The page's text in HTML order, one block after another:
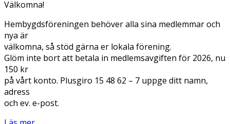
Välkomna!
Hembygdsföreningen behöver alla sina medlemmar och
nya är
välkomna, så stöd gärna er lokala förening.
Glöm inte bort att betala in medlemsavgiften för 2026, nu
150 kr
på vårt konto. Plusgiro 15 48 62 – 7 uppge ditt namn,
adress
och ev. e-post.